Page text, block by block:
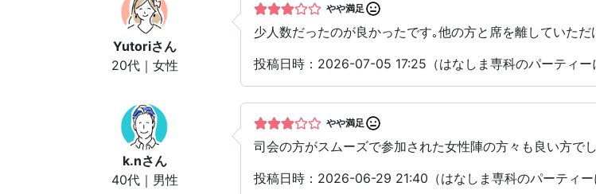
Yutoriさん
20代｜女性
やや満足
少人数だったのが良かったです｡他の方と席を離していた
投稿日時：2026-07-05 17:25（はなしま専科のパーティー
k.nさん
40代｜男性
やや満足
司会の方がスムーズで参加された女性陣の方々も良い方でし
投稿日時：2026-06-29 21:40（はなしま専科のパーティー